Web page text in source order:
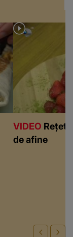
VIDEO
de afine